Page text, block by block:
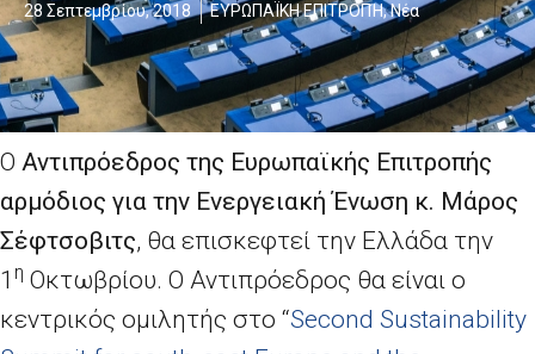
28 Σεπτεμβρίου, 2018 ΕΥΡΩΠΑΪΚΗ ΕΠΙΤΡΟΠΉ,Νέα
Ο Αντιπρόεδρος της Ευρωπαϊκής Επιτροπής
αρμόδιος για την Ενεργειακή Ένωση κ. Μάρος
Σέφτσοβιτς, θα επισκεφτεί την Ελλάδα την
1 η Οκτωβρίου. Ο Αντιπρόεδρος θα είναι ο
κεντρικός ομιλητής στο “Second Sustainability